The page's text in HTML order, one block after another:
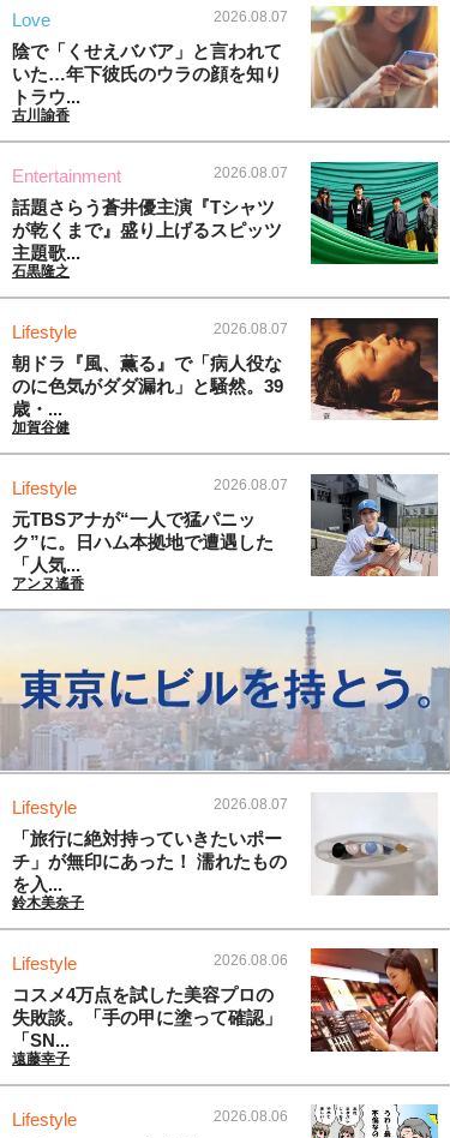
Love 2026.08.07
陰で「くせえババア」と言われて
いた…年下彼氏のウラの顔を知り
トラウ...
古川諭香
Entertainment 2026.08.07
話題さらう蒼井優主演『Tシャツ
が乾くまで』盛り上げるスピッツ
主題歌...
石黒隆之
Lifestyle 2026.08.07
朝ドラ『風、薫る』で「病人役な
のに色気がダダ漏れ」と騒然。39
歳・...
加賀谷健
Lifestyle 2026.08.07
元TBSアナが“一人で猛パニッ
ク”に。日ハム本拠地で遭遇した
「人気...
アンヌ遙香
Lifestyle 2026.08.07
「旅行に絶対持っていきたいポー
チ」が無印にあった！ 濡れたもの
を入...
鈴木美奈子
Lifestyle 2026.08.06
コスメ4万点を試した美容プロの
失敗談。「手の甲に塗って確認」
「SN...
遠藤幸子
Lifestyle 2026.08.06